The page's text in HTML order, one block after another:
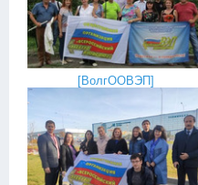
[ВолгООВЭП]